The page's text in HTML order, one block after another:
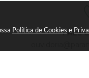
Política de Cookies e
FALE
(14)